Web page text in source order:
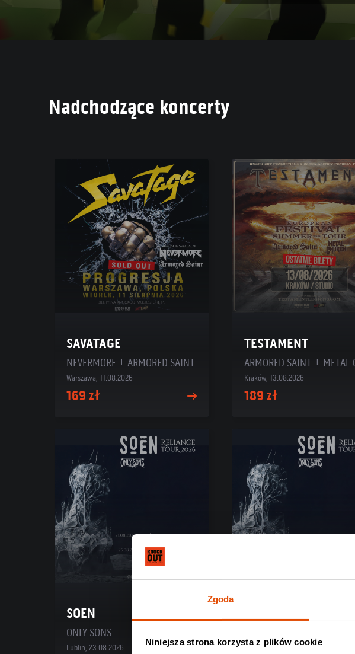
Zgoda
Niniejsza strona korzysta z plików cookie
Nadchodzące koncerty
SAVATAGE
NEVERMORE + ARMORED SAINT
Warszawa, 11.08.2026
169 zł
TESTAMENT
Kraków, 13.08.2026
189 zł
SOEN
ONLY SONS
Lublin, 23.08.2026 Bielsko-Biała, 25.08.2026